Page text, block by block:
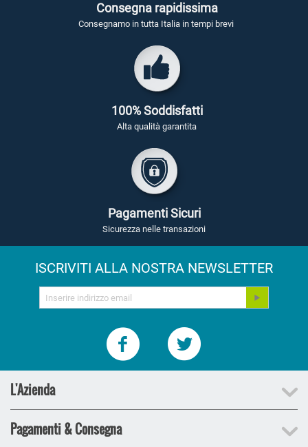
Consegna rapidissima
Consegnamo in tutta Italia in tempi brevi
100% Soddisfatti
Alta qualità garantita
Pagamenti Sicuri
Sicurezza nelle transazioni
ISCRIVITI ALLA NOSTRA NEWSLETTER
L'Azienda
Pagamenti & Consegna